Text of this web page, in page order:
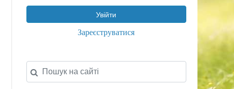
Зареєструватися